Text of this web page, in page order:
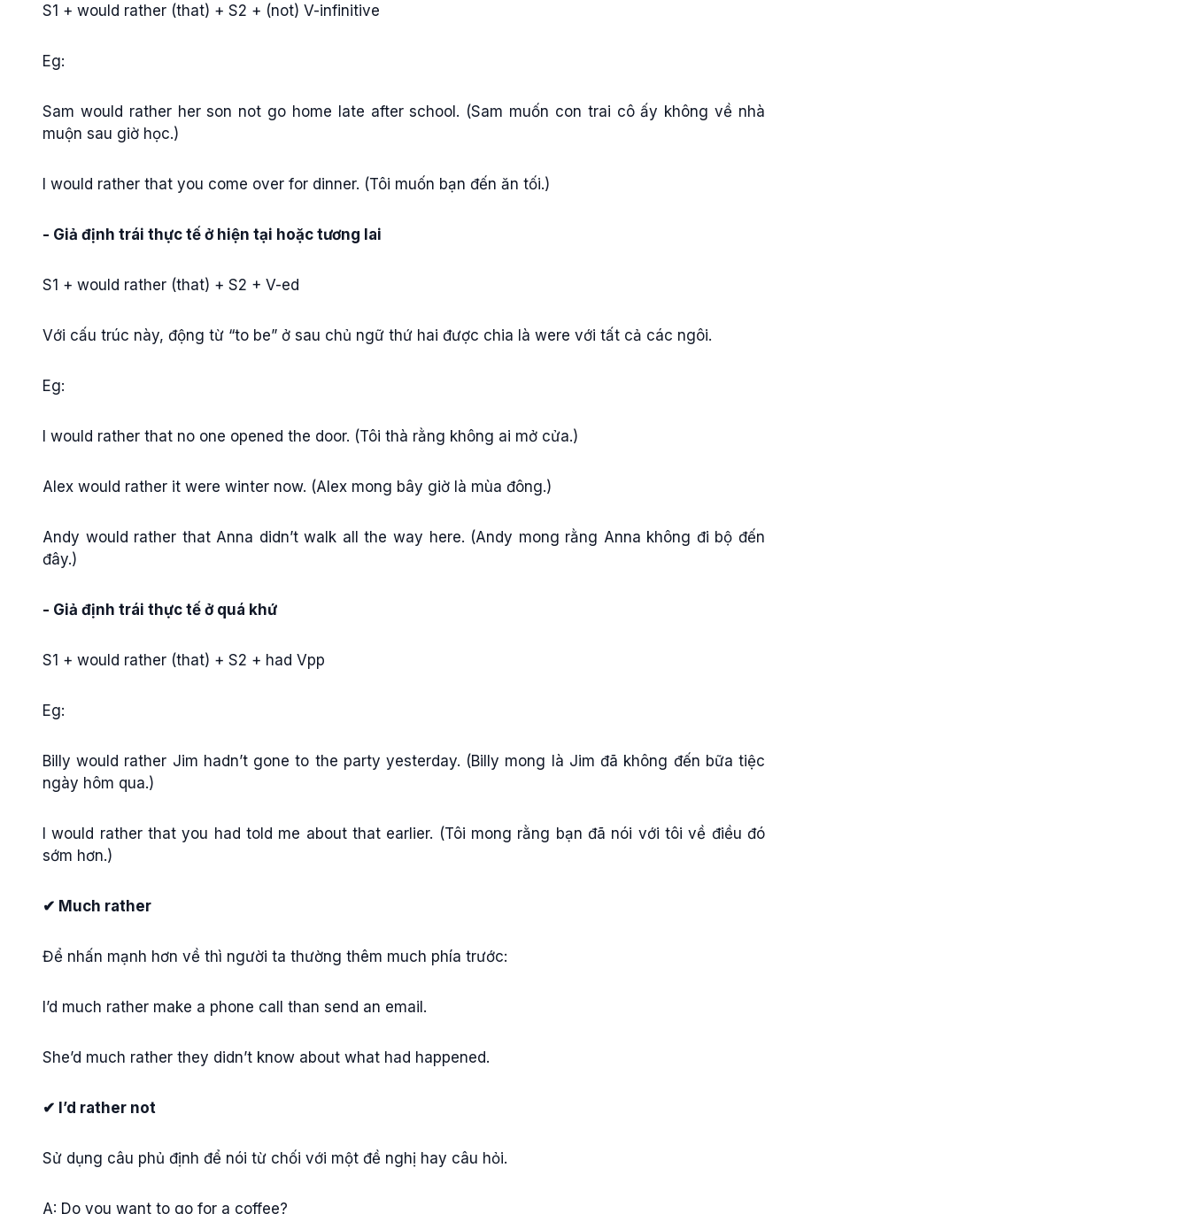
S1 + would rather (that) + S2 + (not) V-infinitive
Eg:
Sam would rather her son not go home late after school. (Sam muốn con trai cô ấy không về nhà
muộn sau giờ học.)
I would rather that you come over for dinner. (Tôi muốn bạn đến ăn tối.)
- Giả định trái thực tế ở hiện tại hoặc tương lai
S1 + would rather (that) + S2 + V-ed
Với cấu trúc này, động từ “to be” ở sau chủ ngữ thứ hai được chia là were với tất cả các ngôi.
Eg:
I would rather that no one opened the door. (Tôi thà rằng không ai mở cửa.)
Alex would rather it were winter now. (Alex mong bây giờ là mùa đông.)
Andy would rather that Anna didn’t walk all the way here. (Andy mong rằng Anna không đi bộ đến
đây.)
- Giả định trái thực tế ở quá khứ
S1 + would rather (that) + S2 + had Vpp
Eg:
Billy would rather Jim hadn’t gone to the party yesterday. (Billy mong là Jim đã không đến bữa tiệc
ngày hôm qua.)
I would rather that you had told me about that earlier. (Tôi mong rằng bạn đã nói với tôi về điều đó
sớm hơn.)
✔ Much rather
Để nhấn mạnh hơn về thì người ta thường thêm much phía trước:
I’d much rather make a phone call than send an email.
She’d much rather they didn’t know about what had happened.
✔ I’d rather not
Sử dụng câu phủ định để nói từ chối với một đề nghị hay câu hỏi.
A: Do you want to go for a coffee?